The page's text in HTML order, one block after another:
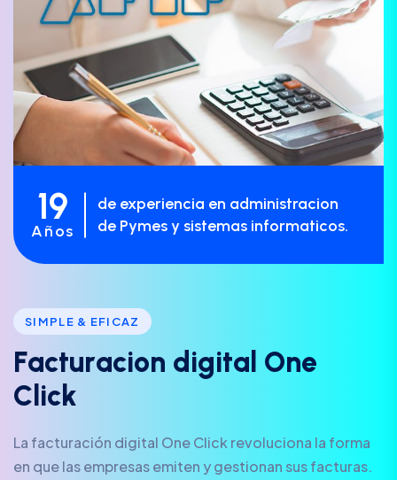
19
Años
de experiencia en administracion
de Pymes y sistemas informaticos.
SIMPLE & EFICAZ
Facturacion d igita One
C ick
La facturación digital One Click revoluciona la forma
en que las empresas emiten y gestionan sus facturas.